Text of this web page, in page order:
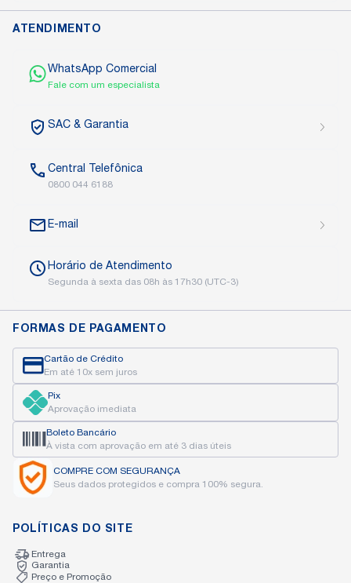
ATENDIMENTO
WhatsApp Comercial
Fale com um especialista
SAC & Garantia
Central Telefônica
0800 044 6188
E-mail
Horário de Atendimento
Segunda à sexta das 08h às 17h30 (UTC-3)
FORMAS DE PAGAMENTO
Cartão de Crédito
Em até 10x sem juros
Pix
Aprovação imediata
Boleto Bancário
À vista com aprovação em até 3 dias úteis
COMPRE COM SEGURANÇA
Seus dados protegidos e compra 100% segura.
POLÍTICAS DO SITE
Entrega
Garantia
Preço e Promoção